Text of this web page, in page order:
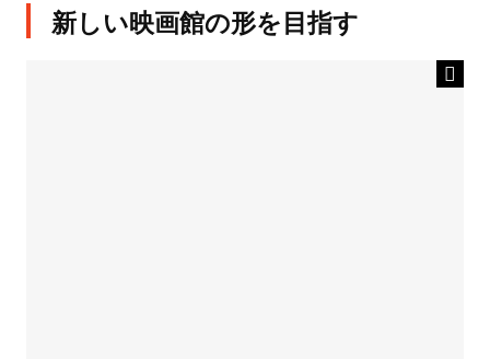
新しい映画館の形を目指す